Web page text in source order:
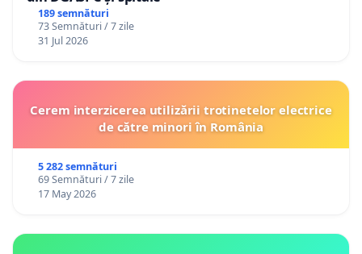
189 semnături
73 Semnături / 7 zile
31 Jul 2026
Cerem interzicerea utilizării trotinetelor electrice
de către minori în România
5 282 semnături
69 Semnături / 7 zile
17 May 2026